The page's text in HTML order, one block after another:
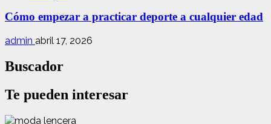
Cómo empezar a practicar deporte a cualquier edad
admin abril 17, 2026
Buscador
Te pueden interesar